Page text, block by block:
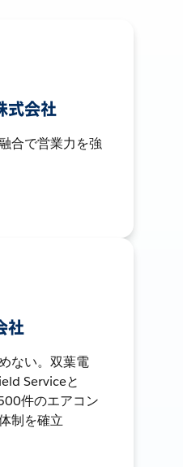
式会社
合で営業力を強
社
ない。双葉電
Serviceと
件のエアコン
制を確立